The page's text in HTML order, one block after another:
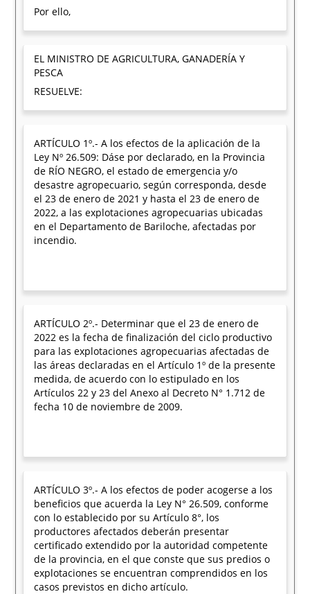
Por ello,
EL MINISTRO DE AGRICULTURA, GANADERÍA Y
PESCA
RESUELVE:
ARTÍCULO 1º.- A los efectos de la aplicación de la
Ley Nº 26.509: Dáse por declarado, en la Provincia
de RÍO NEGRO, el estado de emergencia y/o
desastre agropecuario, según corresponda, desde
el 23 de enero de 2021 y hasta el 23 de enero de
2022, a las explotaciones agropecuarias ubicadas
en el Departamento de Bariloche, afectadas por
incendio.
ARTÍCULO 2º.- Determinar que el 23 de enero de
2022 es la fecha de finalización del ciclo productivo
para las explotaciones agropecuarias afectadas de
las áreas declaradas en el Artículo 1º de la presente
medida, de acuerdo con lo estipulado en los
Artículos 22 y 23 del Anexo al Decreto N° 1.712 de
fecha 10 de noviembre de 2009.
ARTÍCULO 3º.- A los efectos de poder acogerse a los
beneficios que acuerda la Ley N° 26.509, conforme
con lo establecido por su Artículo 8°, los
productores afectados deberán presentar
certificado extendido por la autoridad competente
de la provincia, en el que conste que sus predios o
explotaciones se encuentran comprendidos en los
casos previstos en dicho artículo.